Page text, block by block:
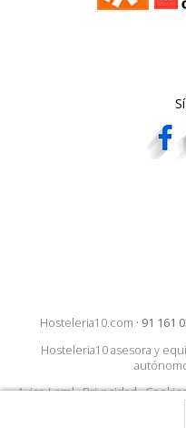
Hosteleria10.com · 91 161
Hosteleria10 asesora y
Aviso Legal·Privacidad·